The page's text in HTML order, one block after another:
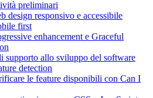
preliminari
design responsivo e accessibile
first
enhancement e Graceful
supporto allo sviluppo del software
detection
le feature disponibili con Can I